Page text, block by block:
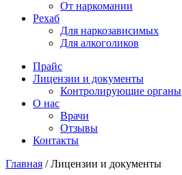
От наркомании
Рехаб
Для наркозависимых
Для алкоголиков
Прайс
Лицензии и документы
Контролирующие органы
О нас
Врачи
Отзывы
Контакты
Главная /Лицензии и документы